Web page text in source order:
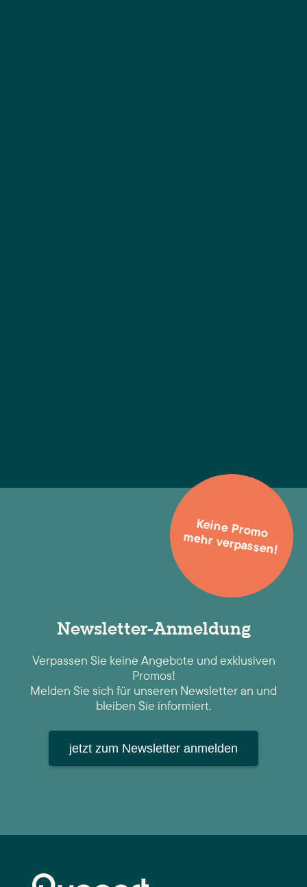
Newsletter-Anmeldung
Verpassen Sie keine Angebote und exklusiven
Promos!
Melden Sie sich für unseren Newsletter an und
bleiben Sie informiert.
jetzt zum Newsletter anmelden
Keine Promo
mehr verpassen!